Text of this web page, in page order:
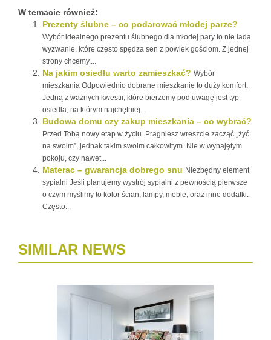
W temacie również:
Prezenty ślubne – co podarować młodej parze?
Wybór idealnego prezentu ślubnego dla młodej pary to nie lada
wyzwanie, które często spędza sen z powiek gościom. Z jednej
strony chcemy,...
Na jakim osiedlu warto zamieszkać? Wybór
mieszkania Odpowiednio dobrane mieszkanie to duży komfort.
Jedną z ważnych kwestii, które bierzemy pod uwagę jest typ
osiedla, na którym najchętniej...
Budowa domu czy zakup mieszkania – co wybrać?
Przed Tobą nowy etap w życiu. Pragniesz wreszcie zacząć „żyć
na swoim”, jednak takim swoim całkowitym. Nie w wynajętym
pokoju, czy nawet...
Materac – gwarancja dobrego snu Niezbędny element
sypialni Jeśli planujemy wystrój sypialni z pewnością pierwsze
o czym myślimy to kolor ścian, lampy, meble, oraz inne dodatki.
Często...
SIMILAR NEWS